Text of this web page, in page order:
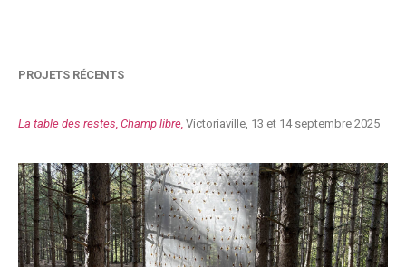
PROJETS RÉCENTS
La table des restes, Champ libre, Victoriaville, 13 et 14 septembre 2025